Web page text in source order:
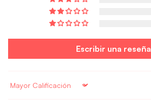
Escribir una reseña
Sort by